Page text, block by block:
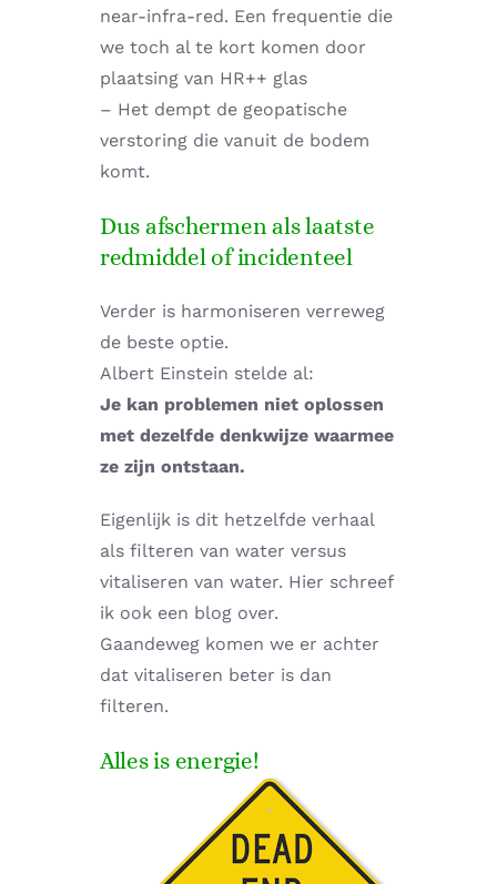
near-infra-red. Een frequentie die
we toch al te kort komen door
plaatsing van HR++ glas
– Het dempt de geopatische
verstoring die vanuit de bodem
komt.
Dus afschermen als laatste
redmiddel of incidenteel
Verder is harmoniseren verreweg
de beste optie.
Albert Einstein stelde al:
Je kan problemen niet oplossen
met dezelfde denkwijze waarmee
ze zijn ontstaan.
Eigenlijk is dit hetzelfde verhaal
als filteren van water versus
vitaliseren van water. Hier schreef
ik ook een blog over.
Gaandeweg komen we er achter
dat vitaliseren beter is dan
filteren.
Alles is energie!